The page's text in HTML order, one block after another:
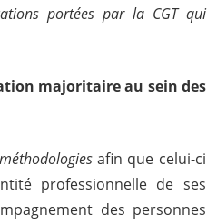
portées par la CGT qui
majoritaire au sein des
afin que celui-ci
professionnelle de ses
des personnes